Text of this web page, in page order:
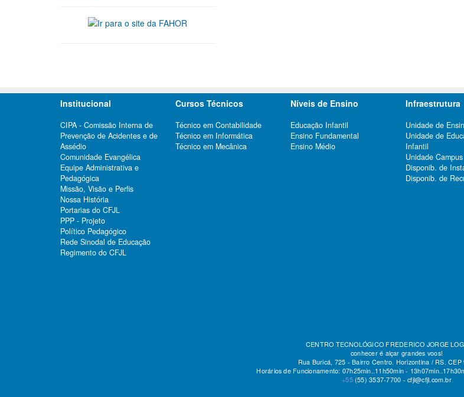
Institucional
CIPA - Comissão Interna de
Prevenção de Acidentes e de
Assédio
Comunidade Evangélica
Equipe Administrativa e
Pedagógica
Missão, Visão e Perfis
Nossa História
Portarias do CFJL
PPP - Projeto
Político Pedagógico
Rede Sinodal de Educação
Regimento do CFJL
Cursos Técnicos
Técnico em Contabilidade
Técnico em Informática
Técnico em Mecânica
Níveis de Ensino
Educação Infantil
Ensino Fundamental
Ensino Médio
Infraestrutura
Unidade de
Unidade de
Infantil
Unidade Campus
Disponib. de
Disponib. de
CENTRO TECNOLÓGICO FREDERICO JORGE
conhecer é alçar grandes voos!
Rua Buricá, 725 - Bairro Centro. Horizontina / RS. CEP
Horários de Funcionamento: 07h25min..11h50min -
+55 (55) 3537-7700 -cfjl@cfjl.com.br